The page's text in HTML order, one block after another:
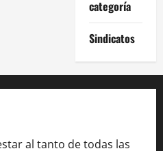
categoría
Sindicatos
al tanto de todas las